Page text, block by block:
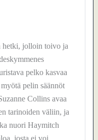
hetki, jolloin toivo ja
pelko kasvaa
pelin säännöt
Collins avaa
tarinoiden väliin, ja
nuori Haymitch
josta ei voi